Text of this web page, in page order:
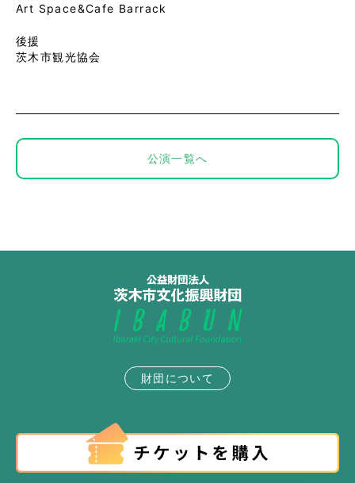
Art Space&Cafe Barrack
後援
茨木市観光協会
公演一覧へ
財団について